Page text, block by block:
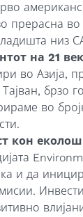
прерасна
низ
на 21 век
во Азија,
Тајван,
во
кон
и да